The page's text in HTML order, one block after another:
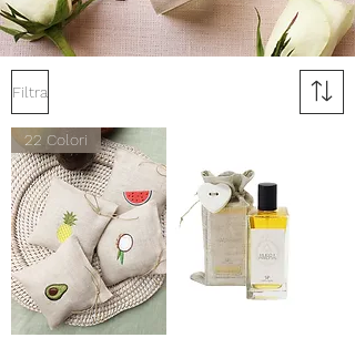
Filtra
22 Colori